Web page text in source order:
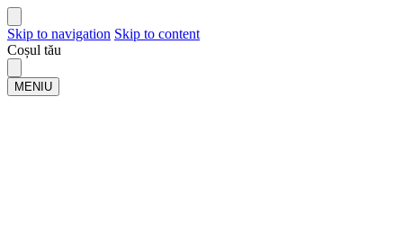
Skip to navigation Skip to content
Coșul tău
MENIU